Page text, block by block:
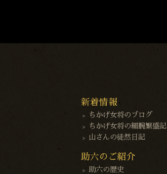
新着情報
ちかげ女将のブログ
ちかげ女将の細腕繁盛記
山さんの徒然日記
助六のご紹介
助六の歴史